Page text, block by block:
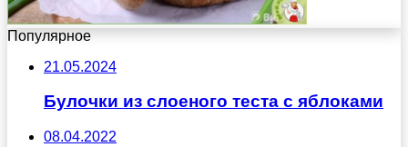
Популярное
21.05.2024
Булочки из слоеного теста с яблоками
08.04.2022